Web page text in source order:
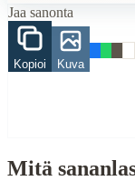
When to Use
Finding
Understanding
Language:Finnish
Jaa sanonta
Kopioi Kuva
Mitä